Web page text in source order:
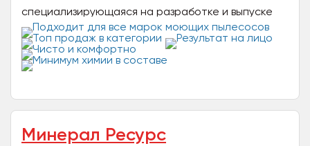
специализирующаяся на разработке и выпуске
инновационной бытовой химии и
профессиональных чистящих...
Минерал Ресурс